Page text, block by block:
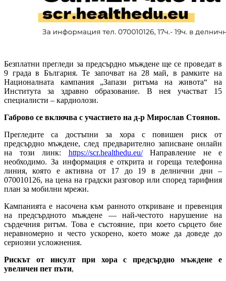
Безплатни прегледи за предсърдно мъждене ще се проведат в
9 града в България. Те започват на 28 май, в рамките на
Националната кампания „Запази ритъма на живота“ на
Института за здравно образование. В нея участват 15
специалисти – кардиолози.
Габрово се включва с участието на д-р Мирослав Стоянов.
Прегледите са достъпни за хора с повишен риск от
предсърдно мъждене, след предварително записване онлайн
на този линк: https://scr.healthedu.eu/Направление не е
необходимо. За информация е открита и гореща телефонна
линия, която е активна от 17 до 19 в делнични дни –
070010126, на цена на градски разговор или според тарифния
план за мобилни мрежи.
Кампанията е насочена към ранното откриване и превенция
на предсърдното мъждене — най-честото нарушение на
сърдечния ритъм. Това е състояние, при което сърцето бие
неравномерно и често ускорено, което може да доведе до
сериозни усложнения.
Рискът от инсулт при хора с предсърдно мъждене е
увеличен пет пъти,